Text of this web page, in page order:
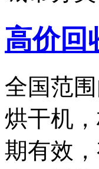
高价回
全国范
烘干机
期有效